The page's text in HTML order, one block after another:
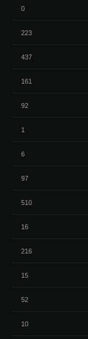
0
223
437
161
92
1
6
97
510
16
216
15
52
10